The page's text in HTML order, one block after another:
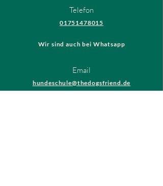
Telefon
01751478015
Wir sind auch bei Whatsapp
Email
hundeschule@thedogsfriend.de